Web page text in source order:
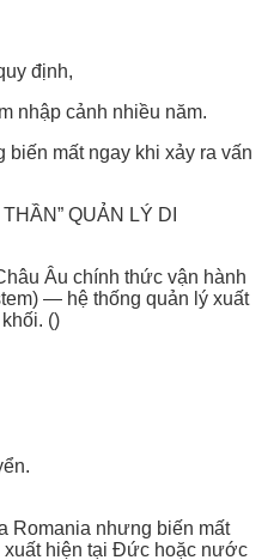
định,
nhập cảnh nhiều năm.
mất ngay khi xảy ra vấn
QUẢN LÝ DI
Âu chính thức vận hành
— hệ thống quản lý xuất
()
Romania nhưng biến mất
xuất hiện tại Đức hoặc nước